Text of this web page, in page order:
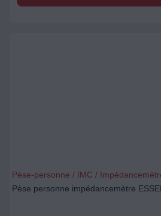
Pèse-personne / IMC /
Pèse personne impédancemètre